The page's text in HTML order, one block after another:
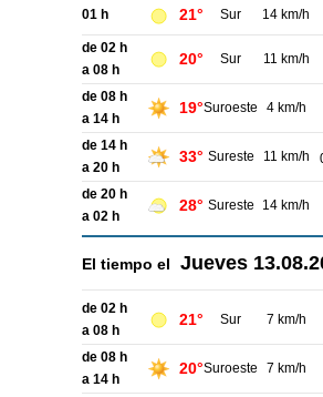
01 h 21° Sur 14 km/h
de 02 h
a 08 h
20° Sur 11 km/h
de 08 h
a 14 h
19°Suroeste 4 km/h
de 14 h
a 20 h
33° Sureste 11 km/h
de 20 h
a 02 h
28° Sureste 14 km/h
El tiempo el Jueves
de 02 h
a 08 h
21° Sur 7 km/h
de 08 h
a 14 h
20°Suroeste 7 km/h